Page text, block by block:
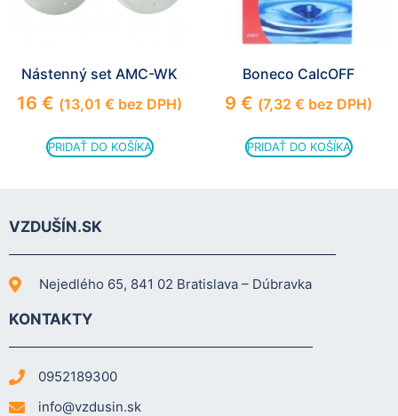
Nástenný set AMC-WK
16 € (13,01 € bez DPH)
PRIDAŤ DO KOŠÍKA
Boneco CalcOFF
9 € (7,32 € bez DPH)
PRIDAŤ DO KOŠÍKA
VZDUŠÍN.SK
Nejedlého 65, 841 02 Bratislava – Dúbravka
KONTAKTY
0952189300
info@vzdusin.sk